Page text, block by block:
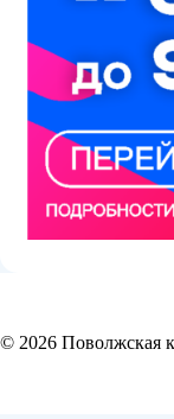
© 2026 Поволжская